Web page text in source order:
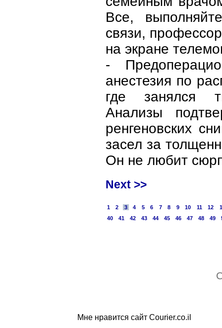
Все,
связи,
на экране
-
анестезия по
где занялся
Анализы
ренгеновских
засел за
Он не любит
Next >>
1 2 3 4 5 6 7 8 9 10 11 12
40
41 42 43 44 45 46 47 48 49
Мне нравится сайт Courier.co.il